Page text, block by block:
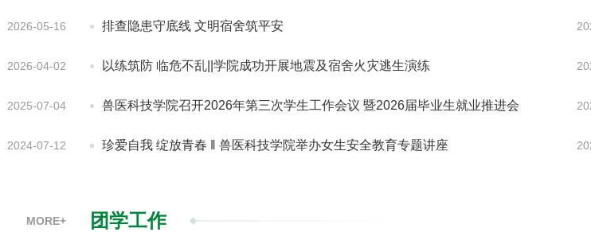
2026-05-16
2026-04-02
2025-07-04
2024-07-12
排查隐患守底线 文明宿舍筑平安
以练筑防 临危不乱||学院成功开展地震及宿舍火灾逃生演练
兽医科技学院召开2026年第三次学生工作会议 暨2026届毕业生就业推进会
珍爱自我 绽放青春 ‖ 兽医科技学院举办女生安全教育专题讲座
MORE+ 团学工作